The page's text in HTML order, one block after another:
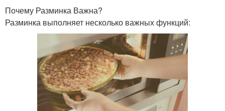
Почему Разминка Важна?
Разминка выполняет несколько важных функций: